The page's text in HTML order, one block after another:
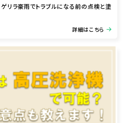
リラ豪雨でトラブルになる前の点検と塗
詳細はこちら